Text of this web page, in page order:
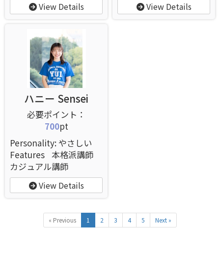
View Details View Details
ハニー Sensei
700pt
Personality: やさしい
Features 本格派講師
カジュアル講師
View Details
« Previous 1 2 3 4 5 Next »